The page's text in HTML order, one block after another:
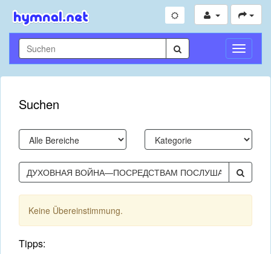
Suchen
Keine Übereinstimmung.
Tipps: